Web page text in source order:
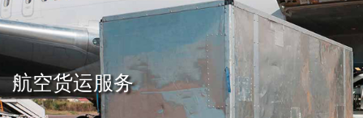
航空货运服务